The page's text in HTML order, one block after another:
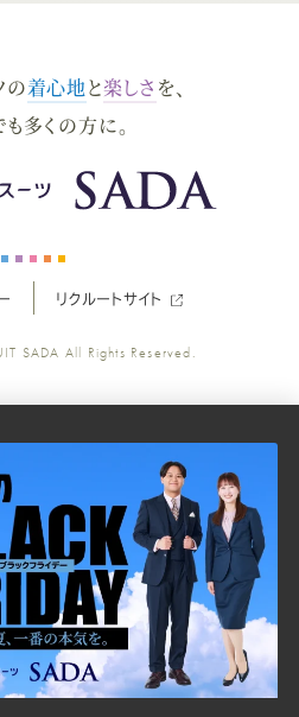
ス
ー
公
ー
ス
ー
ツ
の
公
式
Twitter
ー
ス
ツ
の
公
式
ス
ツ
の
公
式
LINE
の着心地と楽しさ を、
も多くの方に。
リクルートサイト
SADA All Rights Reserved.